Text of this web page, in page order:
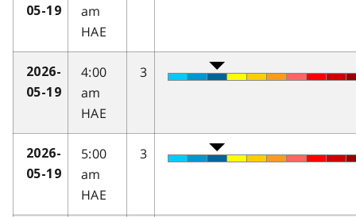
05-19
am
HAE
2026-
05-19
4:00
am
HAE
3
2026-
05-19
5:00
am
HAE
3